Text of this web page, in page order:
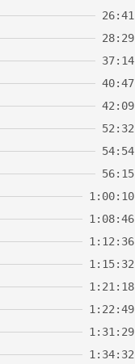
26:41
28:29
37:14
40:47
42:09
52:32
54:54
56:15
1:00:10
1:08:46
1:12:36
1:15:32
1:21:18
1:22:49
1:31:29
1:34:32